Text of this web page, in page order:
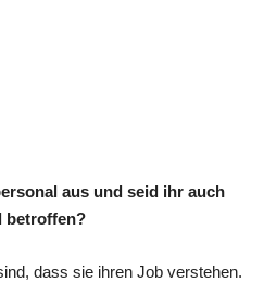
aus und seid ihr auch
betroffen?
dass sie ihren Job verstehen.